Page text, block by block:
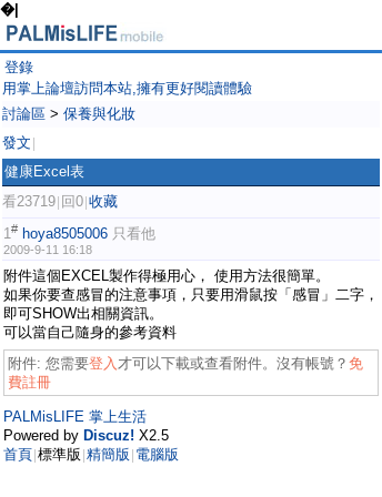
�|
登錄
用掌上論壇訪問本站,擁有更好閱讀體驗
討論區 > 保養與化妝
發文
健康Excel表
看23719 回0 收藏
1# hoya8505006 只看他
2009-9-11 16:18
附件這個EXCEL製作得極用心， 使用方法很簡單。
如果你要查感冒的注意事項，只要用滑鼠按「感冒」二字，
即可SHOW出相關資訊。
可以當自己隨身的參考資料
附件: 您需要登入才可以下載或查看附件。沒有帳號？ 免
費註冊
PALMisLIFE 掌上生活
Powered by Discuz! X2.5
首頁 標準版 精簡版 電腦版